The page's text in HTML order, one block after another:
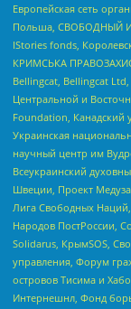
Европейская сеть
Польша, СВОБОДНЫЙ
IStories fonds,
КРИМСЬКА
Bellingcat, Bellingcat
Центральной и
Foundation, Канадский
Украинская
научный центр им
Всеукраинский
Швеции, Проект
Лига Свободных
Народов ПостРоссии,
Solidarus, КрымSOS,
управления, Форум
островов Тисима и
Интернешнл, Фонд